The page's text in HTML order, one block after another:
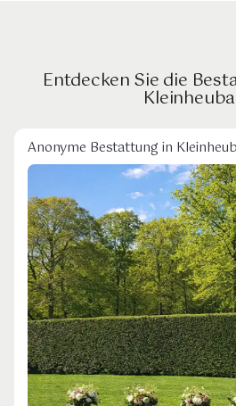
Entdecken Sie die
Anonyme Bestattung in